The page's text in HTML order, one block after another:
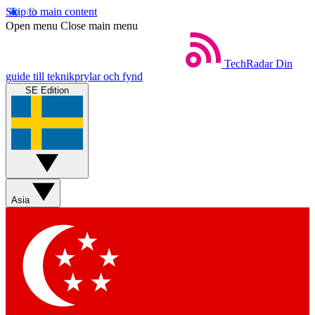
Skip to main content
Open menu Close main menu
TechRadar Din
guide till teknikprylar och fynd
SE Edition
Asia